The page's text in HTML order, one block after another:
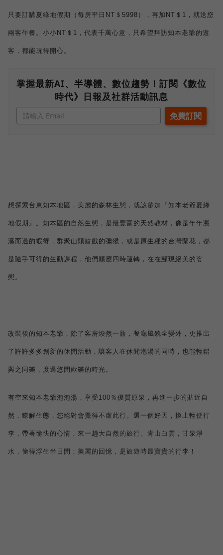
只要訂購夏綠地假期（每房平日 NT ＄ 5998 ），再加 NT ＄ 1 ，就送您
兩客午餐。小小 NT ＄ 1 ，代表千萬心意，只希望拜訪知本老爺的遊
客，都能玩得開心。
掌握最新AI、半導體、數位趨勢！訂閱《數位
時代》日報及社群活動訊息
想探索台東知本地區，美麗的森林生態，就該參加『知本老爺夏綠
地假期』。知本區的自然生態，是最豐富的天然教材，像是年年溯
溪而過的蝦蟹，群聚山頭嬉戲的彌猴，或是原生種的台灣蘭花，都
是隨手可得的生動課程，他們順應四時運轉，在在顯現絕美的姿
態。
改裝後的知本老爺，除了客房煥然一新，餐廳風貌全變外，更推出
了許許多多創新的休閒活動，讓客人在休閒泡湯的同時，也能輕鬆
與之同樂，度過悠閒歡樂的時光。
有空來知本老爺泡泡湯，享受 100 ％優質原泉，再進一步的貼近自
然，瞭解生態，您絕對會覺得不虛此行。選一個好天，換上輕便行
李，帶著愉快的心情，來一趟大自然的旅行。青山白雲，甘泉淨
水，偷得浮生半日閒；美麗的回憶，是旅遊時最寶貴的行李！